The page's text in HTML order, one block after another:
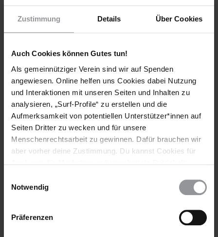
Zustimmung Details Über Cookies
Auch Cookies können Gutes tun!
Als gemeinnütziger Verein sind wir auf Spenden
angewiesen. Online helfen uns Cookies dabei Nutzung
und Interaktionen mit unseren Seiten und Inhalten zu
analysieren, „Surf-Profile“ zu erstellen und die
Aufmerksamkeit von potentiellen Unterstützer*innen auf
Seiten Dritter zu wecken und für unsere
Menschenrechtsarbeit zu gewinnen. Dafür brauchen wir
aber vorher deine Zustimmung. Du kannst Cookies für
wieder ändern. Diesen Banner kannst Du über den Link
Notwendig
Präferenzen
Teile diesen Beitrag
Bleib informiert
Header
Text
Abonniere den Amnesty-Newsletter und mach dich
für die Menschenrechte stark!
Vorname
E-